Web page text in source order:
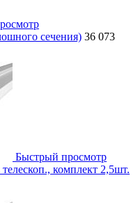
сечения) 36 073
Быстрый просмотр
комплект 2,5шт.